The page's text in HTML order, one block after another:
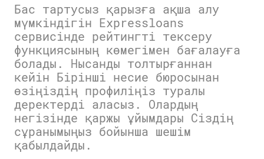
Бас тартусыз қарызға ақша алу
мүмкіндігін Expressloans
сервисінде рейтингті тексеру
функциясының көмегімен бағалауға
болады. Нысанды толтырғаннан
кейін Бірінші несие бюросынан
өзіңіздің профиліңіз туралы
деректерді аласыз. Олардың
негізінде қаржы ұйымдары Сіздің
сұранымыңыз бойынша шешім
қабылдайды.